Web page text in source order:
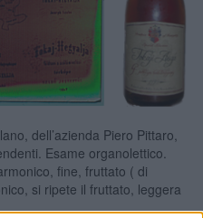
dell’azienda Piero Pittaro,
Esame organolettico.
fine, fruttato ( di
si ripete il fruttato, leggera